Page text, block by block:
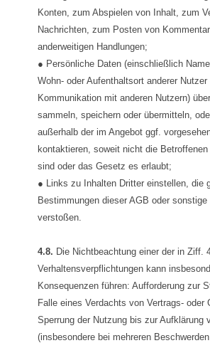
Konten, zum Abspielen von Inhalt, zum
Nachrichten, zum Posten von
anderweitigen Handlungen;
● Persönliche Daten (einschließlich
Wohn- oder Aufenthaltsort anderer Nutzer
Kommunikation mit anderen Nutzern)
sammeln, speichern oder übermitteln,
außerhalb der im Angebot ggf.
kontaktieren, soweit nicht die
sind oder das Gesetz es erlaubt;
● Links zu Inhalten Dritter einstellen, die
Bestimmungen dieser AGB oder
verstoßen.
4.8. Die Nichtbeachtung einer der in Ziff.
Verhaltensverpflichtungen kann
Konsequenzen führen: Aufforderung zur
Falle eines Verdachts von Vertrags- oder
Sperrung der Nutzung bis zur Aufklärung
(insbesondere bei mehreren